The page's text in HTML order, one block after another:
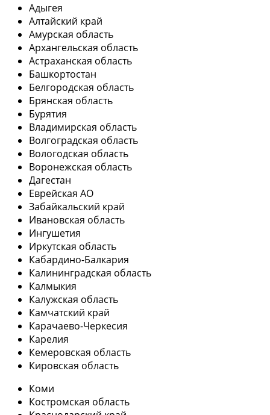
Адыгея
Алтайский край
Амурская область
Архангельская область
Астраханская область
Башкортостан
Белгородская область
Брянская область
Бурятия
Владимирская область
Волгоградская область
Вологодская область
Воронежская область
Дагестан
Еврейская АО
Забайкальский край
Ивановская область
Ингушетия
Иркутская область
Кабардино-Балкария
Калининградская область
Калмыкия
Калужская область
Камчатский край
Карачаево-Черкесия
Карелия
Кемеровская область
Кировская область
Коми
Костромская область